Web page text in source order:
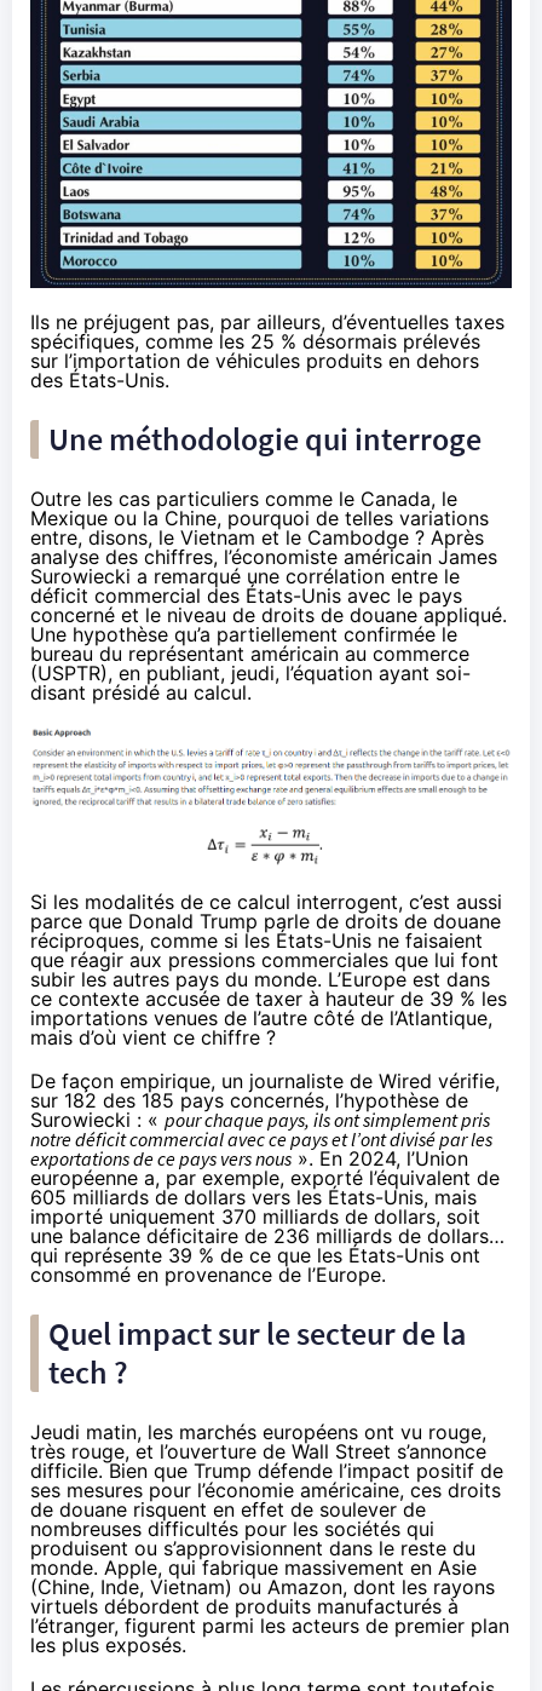
Ils ne préjugent pas, par ailleurs, d’éventuelles taxes
spécifiques, comme les 25 % désormais prélevés
sur l’importation de véhicules produits en dehors
des États-Unis.
Une méthodologie qui interroge
Outre les cas particuliers comme le Canada, le
Mexique ou la Chine, pourquoi de telles variations
entre, disons, le Vietnam et le Cambodge ? Après
analyse des chiffres, l’économiste américain James
Surowiecki a remarqué une corrélation entre le
déficit commercial des États-Unis avec le pays
concerné et le niveau de droits de douane appliqué.
Une hypothèse qu’a partiellement confirmée le
bureau du représentant américain au commerce
(USPTR), en publiant, jeudi, l’équation ayant soi-
disant présidé au calcul.
Si les modalités de ce calcul interrogent, c’est aussi
parce que Donald Trump parle de droits de douane
réciproques, comme si les États-Unis ne faisaient
que réagir aux pressions commerciales que lui font
subir les autres pays du monde. L’Europe est dans
ce contexte accusée de taxer à hauteur de 39 % les
importations venues de l’autre côté de l’Atlantique,
mais d’où vient ce chiffre ?
De façon empirique, un journaliste de Wired vérifie,
sur 182 des 185 pays concernés, l’hypothèse de
Surowiecki : « pour chaque pays, ils ont simplement pris
notre déficit commercial avec ce pays et l’ont divisé par les
exportations de ce pays vers nous ». En 2024, l’Union
européenne a, par exemple, exporté l’équivalent de
605 milliards de dollars vers les États-Unis, mais
importé uniquement 370 milliards de dollars, soit
une balance déficitaire de 236 milliards de dollars…
qui représente 39 % de ce que les États-Unis ont
consommé en provenance de l’Europe.
Quel impact sur le secteur de la
tech ?
Jeudi matin, les marchés européens ont vu rouge,
très rouge, et l’ouverture de Wall Street s’annonce
difficile. Bien que Trump défende l’impact positif de
ses mesures pour l’économie américaine, ces droits
de douane risquent en effet de soulever de
nombreuses difficultés pour les sociétés qui
produisent ou s’approvisionnent dans le reste du
monde. Apple, qui fabrique massivement en Asie
(Chine, Inde, Vietnam) ou Amazon, dont les rayons
virtuels débordent de produits manufacturés à
l’étranger, figurent parmi les acteurs de premier plan
les plus exposés.